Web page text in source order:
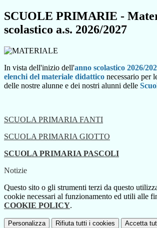
SCUOLE PRIMARIE -
scolastico a.s. 2026/2027
In vista dell'inizio dell'anno scolastico 2026/
elenchi del materiale didattico necessario per
delle nostre alunne e dei nostri alunni delle
SCUOLA PRIMARIA FANTI
SCUOLA PRIMARIA GIOTTO
SCUOLA PRIMARIA PASCOLI
Notizie
Questo sito o gli strumenti terzi da questo
cookie necessari al funzionamento ed utili alle
COOKIE POLICY.
Personalizza Rifiuta tutti i cookies Accetta